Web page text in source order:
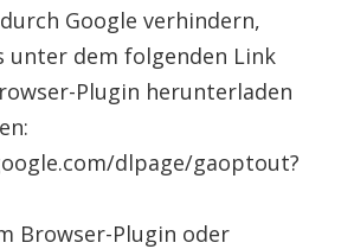
Google verhindern,
unter dem folgenden Link
Plugin herunterladen
dlpage/gaoptout?
Browser-Plugin oder